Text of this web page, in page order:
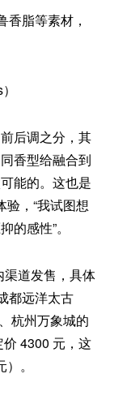
香脂等素材，
后调之分，其
香型给融合到
能的。这也是
，“我试图想
感性”。
渠道发售，具体
都远洋太古
杭州万象城的
4300 元，这
。